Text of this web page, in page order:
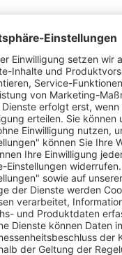
der Economy-Class nach